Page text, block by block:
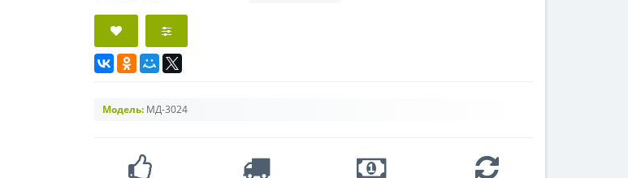
Модель: МД-3024